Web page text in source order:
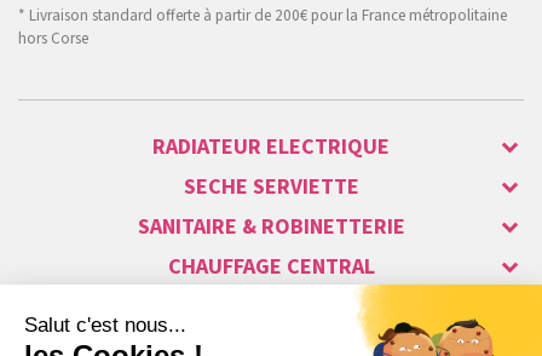
* Livraison standard offerte à partir de 200€ pour la France métropolitaine
hors Corse
RADIATEUR ELECTRIQUE
SECHE SERVIETTE
SANITAIRE & ROBINETTERIE
CHAUFFAGE CENTRAL
ALARME & SÉCURITÉ
MAISON CONNECTÉE